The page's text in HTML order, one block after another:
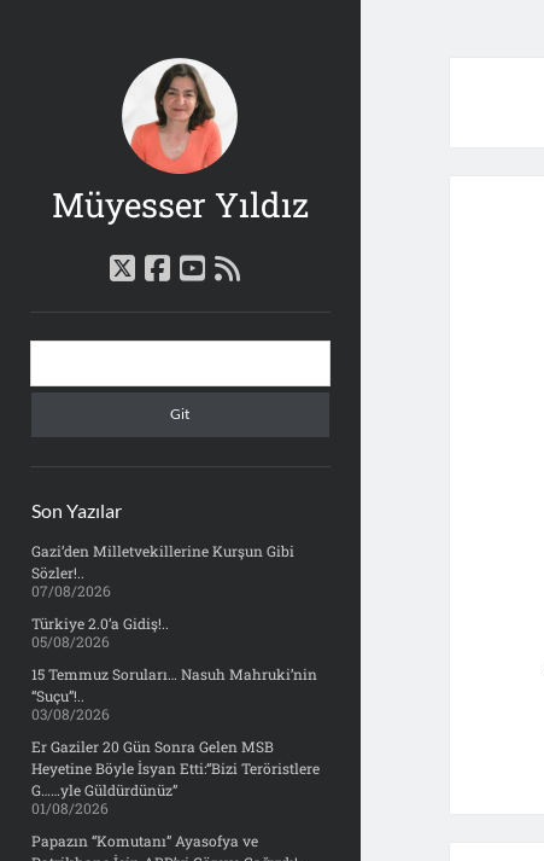
Müyesser Yıldız
twitter
facebook
youtube
rss
Yan
Menü
Son Yazılar
Gazi’den Milletvekillerine Kurşun Gibi
Sözler!..
07/08/2026
Türkiye 2.0’a Gidiş!..
05/08/2026
15 Temmuz Soruları… Nasuh Mahruki’nin
“Suçu”!..
03/08/2026
Er Gaziler 20 Gün Sonra Gelen MSB
Heyetine Böyle İsyan Etti:“Bizi Teröristlere
G……yle Güldürdünüz”
01/08/2026
Papazın “Komutanı” Ayasofya ve